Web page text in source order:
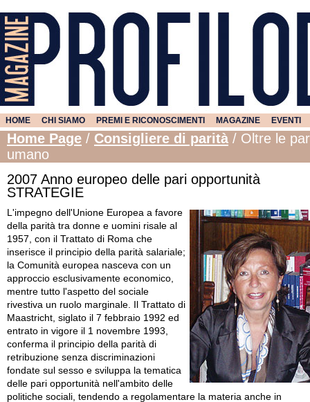
HOME CHI SIAMO PREMI E RICONOSCIMENTI MAGAZINE EVENTI
Home Page / Consigliere di parità / Oltre le
umano
2007 Anno europeo delle pari opportunità
STRATEGIE
L'impegno dell'Unione Europea a favore della parità tra donne e uomini risale al 1957, con il Trattato di Roma che inserisce il principio della parità salariale; la Comunità europea nasceva con un approccio esclusivamente economico, mentre tutto l'aspetto del sociale rivestiva un ruolo marginale. Il Trattato di Maastricht, siglato il 7 febbraio 1992 ed entrato in vigore il 1 novembre 1993, conferma il principio della parità di retribuzione senza discriminazioni fondate sul sesso e sviluppa la tematica delle pari opportunità nell'ambito delle politiche sociali, tendendo a regolamentare la materia anche in relazione al mercato del lavoro e al trattamento dei lavoratori e delle lavoratrici. Con l'adozione del Trattato di Amsterdam, siglato il 2 novembre 1997 ed entrato in vigore il 1 maggio 1999, la Comunità europea sancisce il proprio impegno in termini di mainstreaming della dimensione di genere, integrando il principio delle pari opportunità in tutte le politiche comunitarie. Si precisa che il concetto di mainstreaming, insieme al concetto di empowerment, è stato utilizzato per la prima volta nel 1995, in occasione della Conferenza Internazionale delle donne di Pechino, per enfatizzare il protagonismo delle donne a livello mondiale, intendendo per mainstreaming, l'integrazione delle situazioni e delle esigenze femminili nell'insieme delle azioni e delle politiche e, per empowerment, la capacità di accrescere il potere e la responsabilità delle donne a tutti i livelli della vita politica e sociale. Sempre nel 1997, durante il Vertice Straordinario di Lussemburgo, che anticipa l'entrata in vigore del Trattato di Amsterdam, l'Unione europea si è dotata di una strategia per l'occupazione (la c.d. SEO - Strategia Europea per l'Occupazione), basata su quattro pilastri portanti: 1. occupabilità, volta a prevenire la disoccupazione di lunga durata e la disoccupazione giovanile e ad assicurare gli strumenti per fronteggiare i cambiamenti del mercato del lavoro e le nuove opportunità occupazionali; 2. imprenditorialità, finalizzata a favorire lo sviluppo imprenditoriale, garantendo l'avvio di nuove imprese e lo sviluppo di quelle già esistenti; 3. adattabilità, pilastro fondamentale per le politiche del lavoro e per la modernizzazione dei mercati del lavoro, volto a raggiungere il giusto equilibrio tra flessibilità e sicurezza ed a migliorare la qualità del lavoro. 4. pari opportunità, con carattere orizzontale rispetto alle politiche per l'occupazione, finalizzate a contrastare le disuguaglianze tra donne e uomini ed a ridurre la perdita economica derivante da un sotto-utilizzo della componente femminile della popolazione. Tale pilastro riguarda anche le pari opportunità per le persone portatrici di handicap. Nel corso degli anni, le istituzioni europee hanno modificato la Strategia Europea per l'Occupazione, semplificandola e rendendola adeguata ad affrontare le problematiche dei mercati del lavoro attraverso la semplificazione degli orientamenti strategici, la definizione di obiettivi chiari e rapportati alle esigenze del mercato del lavoro e il perfezionamento del processo di governance della stessa strategia. * Estratto dalla pubblicazione "L'attività delle Consigliere di parità nella Regione Emilia-Romgna: casi di discriminazione di genere anno 2005. Dati e Riflessione" a cura delle Consigliere Regionali di parità della Regione Emilia-Romagna - anno di pubblicazione 2007. Particolarmente significativi sono i Consigli europei che si sono succeduti dal 2000 al 2003, in quanto rappresentano le sedi in cui si sono poste le premesse per un efficace coordinamento delle politiche occupazionali in Europa, in modo particolare: . Il Consiglio di Lisbona (marzo 2000), che ha fissato un nuovo obiettivo strategico per l'Unione europea, ovvero diventare 'l'economia della conoscenza più dinamica e competitiva a livello mondiale, in grado di realizzare una crescita economica sostenibile con nuovi e migliori posti di lavoro e una maggiore coesione sociale'. A tal fine, il Consiglio ha definito obiettivi complessivi in materia di occupazione e, nello specifico per le donne, il raggiungimento, entro il 2010, di un tasso di occupazione pari al 60%. . Il Consiglio di Nizza (dicembre 2000) il quale, con l'adozione dell'Agenda sociale europea, ha mirato al raggiungimento della piena e buona occupazione attraverso politiche volte ad aumentare i tassi di attività, a ridurre i divari regionali e le ineguaglianze ed a migliorare la qualità del lavoro. Il Consiglio di Nizza ha elaborato la Carta dei diritti dell'Unione europea, riprendendo dal Trattato di Amsterdam un concetto di pari opportunità con un'accezione più estesa rispetto all'ambito della disciplina del lavoro. . Il Consiglio di Barcellona (marzo 2002), che ha previsto un rafforzamento della Strategia europea per l'occupazione (inclusi gli obiettivi della strategia di Lisbona) e una razionalizzazione dei processi di coordinamento delle politiche economiche e degli orientamenti in materia di occupazione. Il Consiglio ha mirato a semplificare la strategia per l'occupazione riducendo il numero di linee guida. . Il Consiglio di Bruxelles (marzo 2003), che ha ribadito il ruolo guida della Strategia europea per l'occupazione nella realizzazione degli obiettivi in materia di occupazione fissati dalla strategia di Lisbona. In modo particolare, questo Consiglio ha ritenuto opportuno semplificare gli orientamenti strategici (che nel corso degli anni erano diventati sempre più complessi e di difficile implementazione) e utilizzare strumenti più semplici per il coordinamento delle politiche economiche e delle politiche occupazionali. I nuovi orientamenti della Strategia Europea per l'Occupazione, recepiti nella decisione del Consiglio n. 2003/578/CE del 22 luglio 2003, sono basati su tre finalità strategiche: . rafforzare gli obiettivi di Lisbona relativi alla piena occupazione, alla qualità e produttività sul lavoro e alla coesione sociale, integrandoli nella Strategia Europea per l'Occupazione; . stabilire l'arco temporale di realizzazione di tali obiettivi, ovvero entro il 2010, con uno step intermedio nel 2006; . definire obiettivi chiari e adeguati alle esigenze dei mercati del lavoro e individuare le priorità politiche, focalizzando l'attenzione sui risultati. A tal fine, sono state individuate dieci priorità di azione le quali hanno modificato, superandola, la prospettiva dei quattro pilastri storici della Strategia Europea per l'Occupazione. Tra queste, si evidenzia la priorità relativa alle pari opportunità tra donne e uomini, volta a promuovere la parità tra i sessi in materia di occupazione e retribuzione attraverso un approccio integrato ed a favorire la partecipazione delle donne al mercato del lavoro, sia facilitandone il rientro dopo periodi di assenza, sia sostenendo misure adeguate alle esigenze di conciliazione. Tra i recenti provvedimenti europei merita citare la Direttiva 5 luglio 2006 n. 2006/54/CE riguardante l'attuazione del principio delle pari opportunità e della parità di trattamento fra uomini e donne in materia di occupazione e impiego, nonché la Tabella di marcia per l'equità di genere (Roadmap for equality between women and men 2006-2010), del 3 marzo 2006 con l'obiettivo di far progredire il programma verso l'uguaglianza di genere e di rafforzare le politiche di gender mainstreaming. La Commissione Europea stabilisce sei obiettivi prioritari, da conseguire entro il 2010, finalizzati a contrastare le disuguaglianze di genere sia all'interno sia all'esterno dell'Unione Europea: 1. raggiungere lo stesso grado di indipendenza economica per uomini e donne; 2. migliorare la conciliazione tra vita professionale, familiare e privata; 3. promuovere la rappresentanza paritaria nei luoghi decisionali; 4. combattere ogni forma di violenza basata sul sesso e la tratta degli esseri umani; 5. eliminare gli stereotipi di genere presenti nella società; 6. promuovere l'uguaglianza di genere nelle relazioni esterne dell'Unione Europea e nelle politiche di sviluppo. Per ciascun obiettivo, la road map esplicita specifiche azioni strategiche, assicurando risorse adeguate e monitorando e rafforzando il mainstreaming di genere. Nella seconda parte del documento, la Commissione si propone di migliorare la governance sulla parità tra i generi. Mappatura degli organismi di parità nell'Europa a 25 Austria: Referenti per le questioni femminili diffusi a livello provinciale e ciò avviene in ciascun Lander. Sono speciali gruppi di lavoro che si occupano delle questioni femminili e della condizione della donna e promuovono il gender mainstreaming a livello regionale e locale. Belgio: Autorità che si occupano della promozione di p.o. a livello di comunità e a livello regionale. Nelle Fiandre è stata lanciata una rete di funzionari incaricati di promuovere azioni positive a favore delle donne. Cipro: Comitato delle pari opportunità: organismo pubblico centrale, svolge attività di supporto alla parità tra uomo e donna nell'ambito dell'occupazione e della formazione, monitorando il rispetto delle pari opportunità nel mercato del lavoro e nelle attività formative. Danimarca: I Consulenti di pari opportunità sono presenti in modo capillare in ognuna delle 275 municipalità della Danimarca rafforzati dalla presenza, in 19 Centri per l'impiego, degli Esperti di Uguaglianza. Francia: I Centri di informazione e supporto alla parità di genere non hanno riferimenti territoriali. La loro costituzione ha origini formalizzate dal Ministero per le pari opportunità e fanno parte di un ampio network nazionale (115) unità, il cui coordinamento è in capo al Centro Nazionale d'informazione e di documentazione per le donne e le famiglie. Germania: Gli Uffici municipali per le p. o. sono presenti a livello territoriale locale decentrato di gestione delle amministrazioni dei Lander. Inoltre opera una rete di 1900 Uffici municipali per le pari opportunità e rappresentanti delle donne, sotto il coordinament